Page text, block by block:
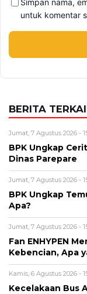
Simpan nama,
untuk komentar
BERITA
Jumat, 7 Agustus 2026 -
BPK Ungkap
Dinas Parepare
Jumat, 7 Agustus 2026 -
BPK Ungkap
Apa?
Jumat, 7 Agustus 2026 -
Fan ENHYPEN
Kebencian, Apa
Kamis, 6 Agustus 2026 -
Kecelakaan Bus